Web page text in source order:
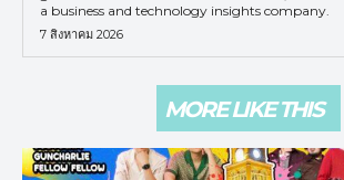
a business and technology insights company.
7 สิงหาคม 2026
MORE LIKE THIS